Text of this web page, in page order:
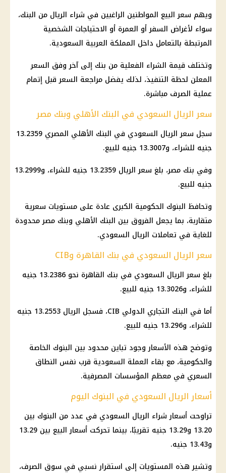
ويهم سعر البيع المواطنين الراغبين في شراء الريال من البنك،
سواء لأغراض السفر أو العمرة أو الاحتياجات الشخصية
المرتبطة بالتعامل داخل المملكة العربية السعودية.
وتختلف قيمة الشراء الفعلية من بنك إلى آخر وفق السعر
المعلن لحظة التنفيذ، لذلك يفضل مراجعة السعر قبل إتمام
عملية الصرف مباشرة.
سعر الريال السعودي في البنك الأهلي وبنك مصر
سجل سعر الريال السعودي في البنك الأهلي المصري 13.2359
جنيه للشراء، و13.3007 جنيه للبيع.
وفي بنك مصر، بلغ سعر الريال 13.2359 جنيه للشراء، و13.2999
جنيه للبيع.
وتحافظ البنوك الحكومية الكبرى عادة على مستويات سعرية
متقاربة، بما يجعل الفروق بين البنك الأهلي وبنك مصر محدودة
للغاية في تعاملات الريال السعودي.
سعر الريال السعودي في بنك القاهرة وCIB
بلغ سعر الريال السعودي في بنك القاهرة
نحو 13.2386 جنيه
للشراء، و13.3026 جنيه للبيع.
أما في البنك التجاري الدولي CIB، فسجل الريال 13.2553 جنيه
للشراء، و13.296 جنيه للبيع.
وتوضح هذه الأسعار وجود تباين محدود بين البنوك الخاصة
والحكومية، مع بقاء العملة السعودية قرب نفس النطاق
السعري في معظم المؤسسات المصرفية.
أسعار الريال السعودي في البنوك اليوم
تراوحت أسعار شراء الريال السعودي في عدد من البنوك بين
13.20 و13.29 جنيه تقريبًا، بينما تحركت أسعار البيع بين 13.29
و13.43 جنيه.
وتشير هذه المستويات إلى استقرار نسبي في سوق الصرف،